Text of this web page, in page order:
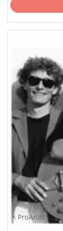
ProArtist